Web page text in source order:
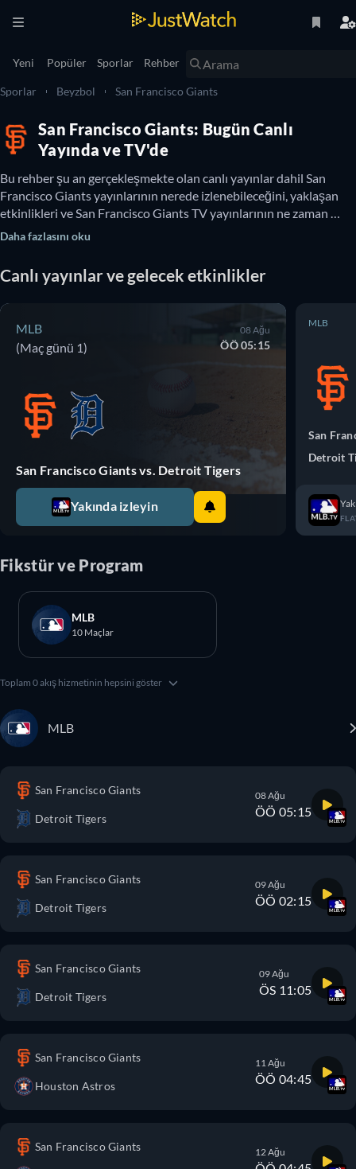
Yeni Popüler Sporlar Rehber
Sporlar Beyzbol San Francisco Giants
San Francisco Giants: Bugün Canlı
Yayında ve TV'de
Bu rehber şu an gerçekleşmekte olan canlı yayınlar dahil San
Francisco Giants yayınlarının nerede izlenebileceğini, yaklaşan
etkinlikleri ve San Francisco Giants TV yayınlarının ne zaman
izlenebileceğini gösterir. Ayrıca çevrimiçi ücretsiz San Francisco
öğrenebilirsiniz.
Daha fazlasını oku
Canlı yayınlar ve gelecek etkinlikler
MLB
(Maç günü 1)
08 Ağu
ÖÖ 05:15
San Francisco Giants vs. Detroit Tigers
Yakında izleyin
MLB
San
Detroit
Fikstür ve Program
MLB
10 Maçlar
Toplam 0 akış hizmetinin hepsini göster
MLB
San Francisco Giants
Detroit Tigers
08 Ağu
ÖÖ 05:15
San Francisco Giants
Detroit Tigers
09 Ağu
ÖÖ 02:15
San Francisco Giants
Detroit Tigers
09 Ağu
ÖS 11:05
San Francisco Giants
Houston Astros
11 Ağu
ÖÖ 04:45
San Francisco Giants 12 Ağu